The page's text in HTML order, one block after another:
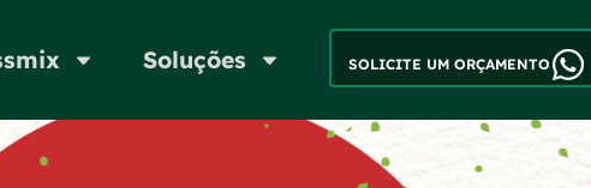
Soluções SOLICITE UM ORÇAMENTO